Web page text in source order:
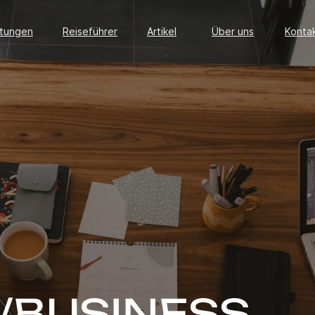
Über uns
Artikel
Reiseführer Über uns
Artikel
Reiseführer